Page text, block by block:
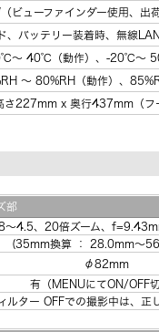
ビューファインダー使用、出
バッテリー装着時、無線
～ 40℃（動作）、-20℃～
～ 80%RH（動作）、
227mm x 奥行437mm（フ
部
～4.5、20倍ズーム、
(35mm換算 ： 28.0mm～
φ82mm
有（MENUにてON/OFF切
ルター OFFでの撮影中は、正